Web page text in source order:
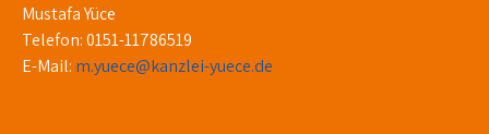
Mustafa Yüce
Telefon: 0151-11786519
E-Mail: m.yuece@kanzlei-yuece.de